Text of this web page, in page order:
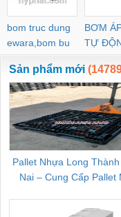
bom truc dung
ewara,bom bu
ewara
BƠM
TỰ
Sản phẩm mới
Pallet Nhựa Long
Nai – Cung Cấp Pallet